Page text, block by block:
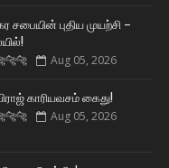
புதிய முயற்சி –
Aug 05, 2026
காரியவசம் கைது!
Aug 05, 2026